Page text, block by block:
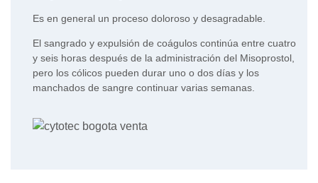
Es en general un proceso doloroso y desagradable.
El sangrado y expulsión de coágulos continúa entre cuatro
y seis horas después de la administración del Misoprostol,
pero los cólicos pueden durar uno o dos días y los
manchados de sangre continuar varias semanas.